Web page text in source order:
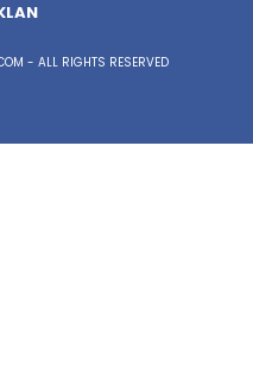
- ALL RIGHTS RESERVED